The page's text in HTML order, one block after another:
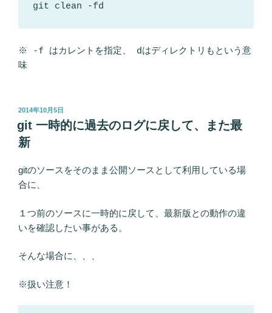
git clean -fd
※ -f はカレントを指定、 dはディレクトリもという意
味
投
日:
2014年10月5日
git 一時的に過去のログに戻して、また最
新
gitのソースをそのまま公開ソースとして利用している場
合に、
１つ前のソースに一時的に戻して、最新版との動作の違
いを確認したい事がある。
そんな場合に、、、
※扱い注意！